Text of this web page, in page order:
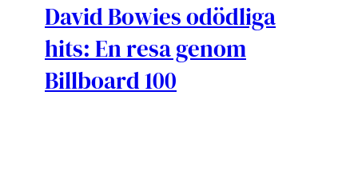
David Bowies odödliga
hits: En resa genom
Billboard 100